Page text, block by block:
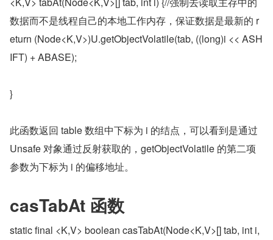
数据而不是线程自己的本地工作内存，保证数据是最新的 r
eturn (Node<K,V>)U.getObjectVolatile(tab, ((long)i << ASH
IFT) + ABASE);
}
此函数返回 table 数组中下标为 i 的结点，可以看到是通过
Unsafe 对象通过反射获取的，getObjectVolatile 的第二项
参数为下标为 i 的偏移地址。
casTabAt 函数
static final <K,V> boolean casTabAt(Node<K,V>[] tab, int i,